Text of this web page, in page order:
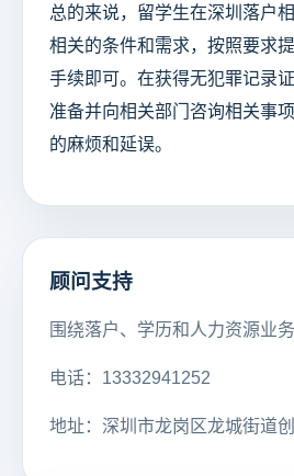
总的来说，留学生在深圳落户
相关的条件和需求，按照要求
手续即可。在获得无犯罪记录
准备并向相关部门咨询相关事
的麻烦和延误。
顾问支持
围绕落户、学历和人力资源业
电话：13332941252
地址：深圳市龙岗区龙城街道